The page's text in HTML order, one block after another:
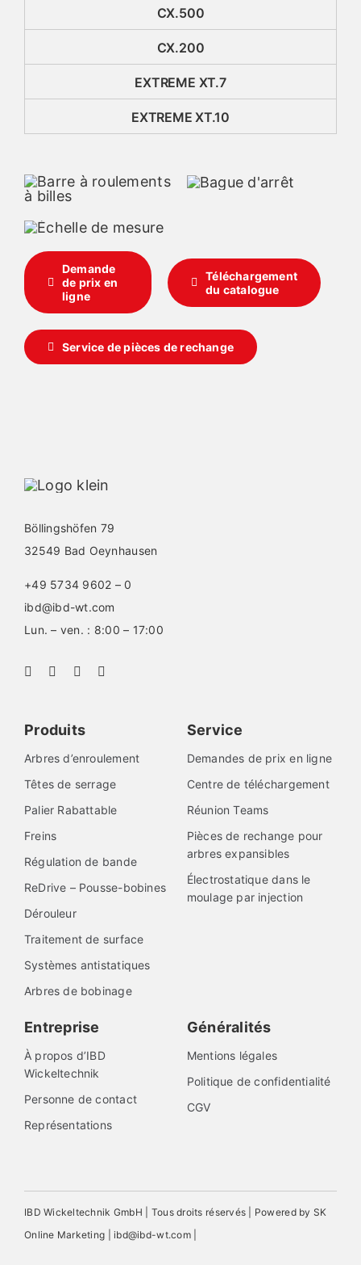
CX.500
CX.200
EXTREME XT.7
EXTREME XT.10
Demande
de prix en
ligne
Téléchargement
du catalogue
Service de pièces de rechange
Böllingshöfen 79
32549 Bad Oeynhausen
+49 5734 9602 – 0
ibd@ibd-wt.com
Lun. – ven. : 8:00 – 17:00
Produits
Arbres d’enroulement
Têtes de serrage
Palier Rabattable
Freins
Régulation de bande
ReDrive – Pousse-bobines
Dérouleur
Traitement de surface
Systèmes antistatiques
Arbres de bobinage
Service
Demandes de prix en ligne
Centre de téléchargement
Réunion Teams
Pièces de rechange pour
arbres expansibles
Électrostatique dans le
moulage par injection
Entreprise
À propos d’IBD
Wickeltechnik
Personne de contact
Représentations
Généralités
Mentions légales
Politique de confidentialité
CGV
IBD Wickeltechnik GmbH | Tous droits réservés | Powered by SK
Online Marketing | ibd@ibd-wt.com |